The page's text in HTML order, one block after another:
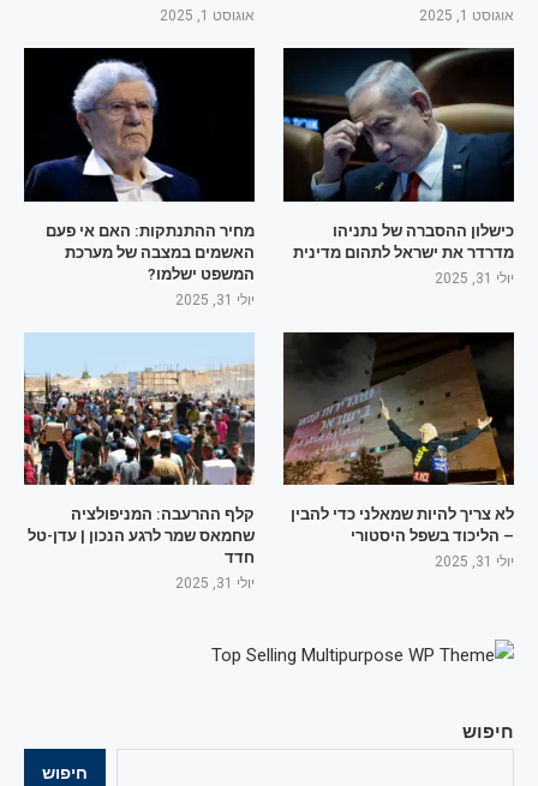
חיפוש
חיפוש
אוגוסט 1, 2025 אוגוסט 1, 2025
כישלון ההסברה של נתניהו
מדרדר את ישראל לתהום מדינית
יולי 31, 2025
מחיר ההתנתקות: האם אי פעם
האשמים במצבה של מערכת
המשפט ישלמו?
יולי 31, 2025
לא צריך להיות שמאלני כדי להבין
– הליכוד בשפל היסטורי
יולי 31, 2025
קלף ההרעבה: המניפולציה
שחמאס שמר לרגע הנכון | עדן-טל
חדד
יולי 31, 2025